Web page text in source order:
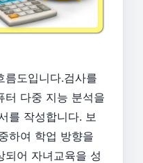
름도입니다.검사를
터 다중 지능 분석을
를 작성합니다. 보
하여 학업 방향을
되어 자녀교육을 성